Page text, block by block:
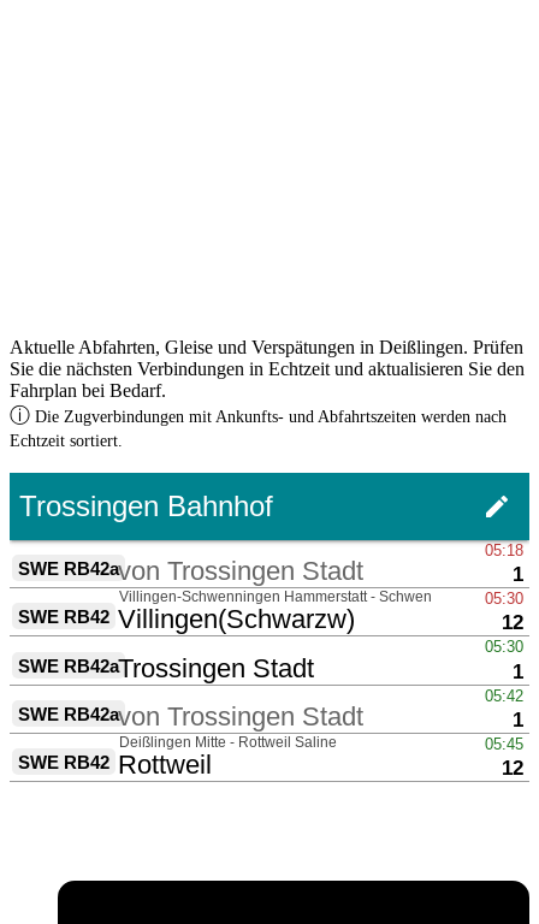
Aktuelle Abfahrten, Gleise und Verspätungen in Deißlingen. Prüfen
Sie die nächsten Verbindungen in Echtzeit und aktualisieren Sie den
Fahrplan bei Bedarf.
ⓘ Die Zugverbindungen mit Ankunfts- und Abfahrtszeiten werden nach
Echtzeit sortiert.